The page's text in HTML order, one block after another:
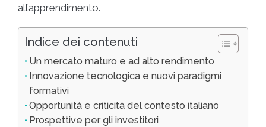
all’apprendimento.
Indice dei contenuti
Un mercato maturo e ad alto rendimento
Innovazione tecnologica e nuovi paradigmi
formativi
Opportunità e criticità del contesto italiano
Prospettive per gli investitori